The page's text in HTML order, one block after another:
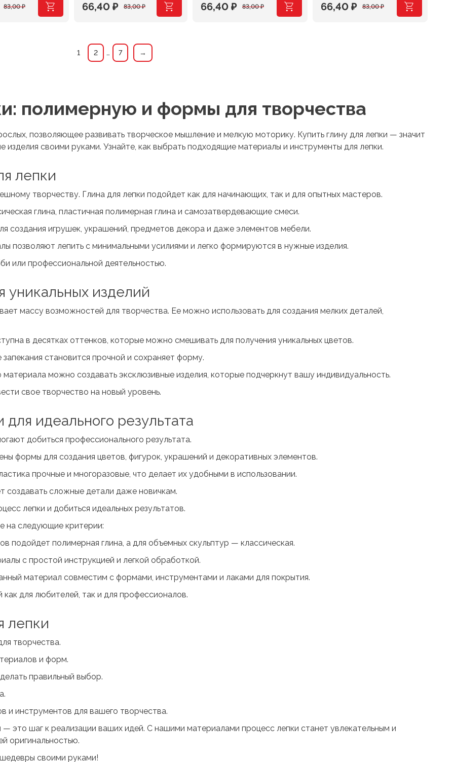
83,00₽ 83,00₽
Первоначальная
составляла
83,00 ₽.
66,40 ₽
Текущая
66,40 ₽.
83,00₽
Первоначальная
66,40 ₽
Текущая
83,00₽
Первоначальная
66,40 ₽
Текущая
1 2 … 7 →
полимерную и формы для творчества
позволяющее развивать творческое мышление и мелкую моторику. Купить глину для лепки — значит
изделия своими руками. Узнайте, как выбрать подходящие материалы и инструменты для лепки.
лепки
творчеству. Глина для лепки подойдет как для начинающих, так и для опытных мастеров.
глина, пластичная полимерная глина и самозатвердевающие смеси.
создания игрушек, украшений, предметов декора и даже элементов мебели.
позволяют лепить с минимальными усилиями и легко формируются в нужные изделия.
или профессиональной деятельностью.
уникальных изделий
массу возможностей для творчества. Ее можно использовать для создания мелких деталей,
в десятках оттенков, которые можно смешивать для получения уникальных цветов.
становится прочной и сохраняет форму.
можно создавать эксклюзивные изделия, которые подчеркнут вашу индивидуальность.
свое творчество на новый уровень.
идеального результата
добиться профессионального результата.
формы для создания цветов, фигурок, украшений и декоративных элементов.
прочные и многоразовые, что делает их удобными в использовании.
создавать сложные детали даже новичкам.
лепки и добиться идеальных результатов.
на следующие критерии:
подойдет полимерная глина, а для объемных скульптур — классическая.
с простой инструкцией и легкой обработкой.
материал совместим с формами, инструментами и лаками для покрытия.
для любителей, так и для профессионалов.
лепки
творчества.
и форм.
правильный выбор.
и инструментов для вашего творчества.
это шаг к реализации ваших идей. С нашими материалами процесс лепки станет увлекательным и
оригинальностью.
своими руками!